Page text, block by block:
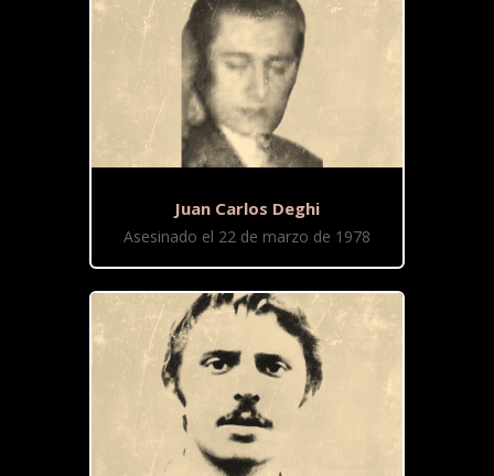
Juan Carlos Deghi
Asesinado el 22 de marzo de 1978